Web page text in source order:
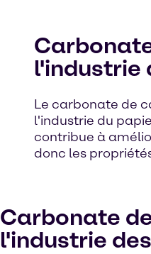
l'industrie
Le carbonate de
l'industrie du
contribue à
donc les
Carbonate
l'industrie